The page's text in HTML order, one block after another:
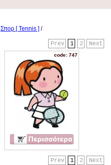
Σπορ [ Tennis ] /
Next
2
1
Prev
code: 747
Next
2
1
Prev